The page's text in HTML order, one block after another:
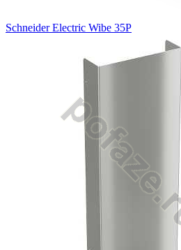
Schneider Electric Wibe 35P